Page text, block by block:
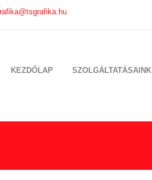
KEZDŐLAP SZOLGÁLTATÁSAINK